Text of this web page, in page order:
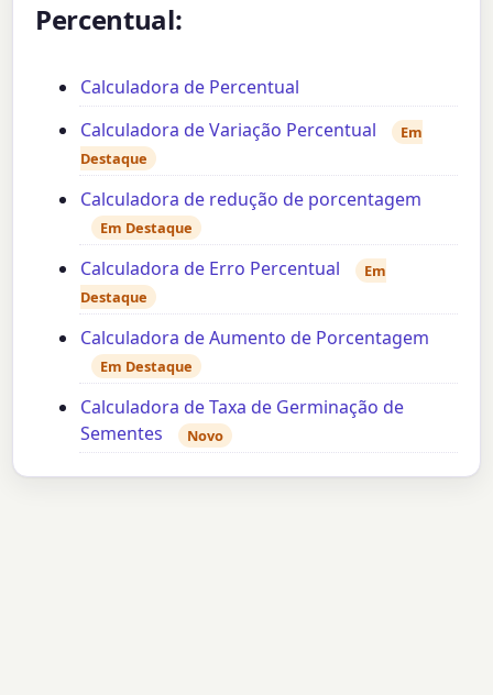
Percentual:
Calculadora de Percentual
Calculadora de Variação Percentual
Em
Destaque
Calculadora de redução de porcentagem
Em Destaque
Calculadora de Erro Percentual
Em
Destaque
Calculadora de Aumento de Porcentagem
Em Destaque
Calculadora de Taxa de Germinação de
Sementes
Novo